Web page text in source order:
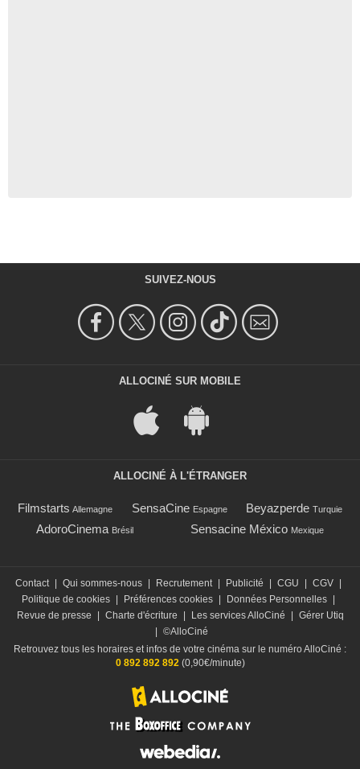
SUIVEZ-NOUS
ALLOCINÉ SUR MOBILE
ALLOCINÉ À L'ÉTRANGER
Filmstarts Allemagne SensaCine Espagne Beyazperde Turquie
AdoroCinema Brésil Sensacine México Mexique
Contact Qui sommes-nous Recrutement Publicité CGU CGV
Politique de cookies
Préférences cookies Données Personnelles
Revue de presse
Charte d'écriture Les services AlloCiné
Gérer Utiq
©AlloCiné
Retrouvez tous les horaires et infos de votre cinéma sur le numéro AlloCiné :
0 892 892 892(0,90€/minute)